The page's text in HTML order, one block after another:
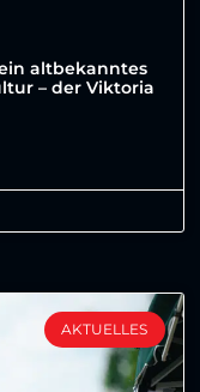
altbekanntes
– der Viktoria
AKTUELLES